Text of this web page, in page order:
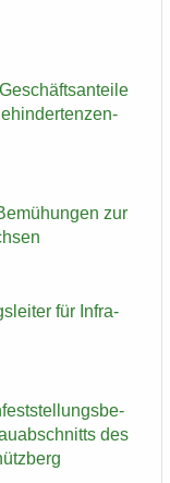
zur
für In­fra­
des